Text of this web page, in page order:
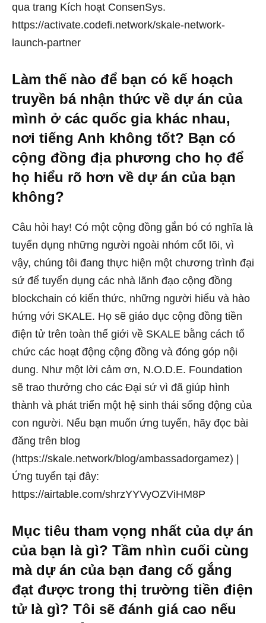
qua trang Kích hoạt ConsenSys.
https://activate.codefi.network/skale-network-
launch-partner
Làm thế nào để bạn có kế hoạch
truyền bá nhận thức về dự án của
mình ở các quốc gia khác nhau,
nơi tiếng Anh không tốt? Bạn có
cộng đồng địa phương cho họ để
họ hiểu rõ hơn về dự án của bạn
không?
Câu hỏi hay! Có một cộng đồng gắn bó có nghĩa là
tuyển dụng những người ngoài nhóm cốt lõi, vì
vậy, chúng tôi đang thực hiện một chương trình đại
sứ để tuyển dụng các nhà lãnh đạo cộng đồng
blockchain có kiến ​​thức, những người hiểu và hào
hứng với SKALE. Họ sẽ giáo dục cộng đồng tiền
điện tử trên toàn thế giới về SKALE bằng cách tổ
chức các hoạt động cộng đồng và đóng góp nội
dung. Như một lời cảm ơn, N.O.D.E. Foundation
sẽ trao thưởng cho các Đại sứ vì đã giúp hình
thành và phát triển một hệ sinh thái sống động của
con người. Nếu bạn muốn ứng tuyển, hãy đọc bài
đăng trên blog
(https://skale.network/blog/ambassadorgamez) |
Ứng tuyển tại đây:
https://airtable.com/shrzYYVyOZViHM8P
Mục tiêu tham vọng nhất của dự án
của bạn là gì? Tầm nhìn cuối cùng
mà dự án của bạn đang cố gắng
đạt được trong thị trường tiền điện
tử là gì? Tôi sẽ đánh giá cao nếu